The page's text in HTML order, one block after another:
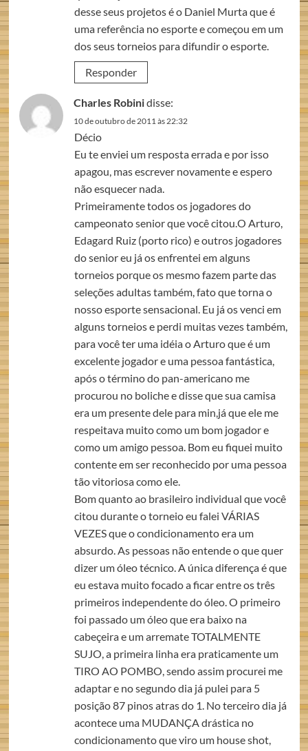
desse seus projetos é o Daniel Murta que é
uma referência no esporte e começou em um
dos seus torneios para difundir o esporte.
Responder
Charles Robinidisse:
10 de outubro de 2011 às 22:32
Décio
Eu te enviei um resposta errada e por isso
apagou, mas escrever novamente e espero
não esquecer nada.
Primeiramente todos os jogadores do
campeonato senior que você citou.O Arturo,
Edagard Ruiz (porto rico) e outros jogadores
do senior eu já os enfrentei em alguns
torneios porque os mesmo fazem parte das
seleções adultas também, fato que torna o
nosso esporte sensacional. Eu já os venci em
alguns torneios e perdi muitas vezes também,
para você ter uma idéia o Arturo que é um
excelente jogador e uma pessoa fantástica,
após o término do pan-americano me
procurou no boliche e disse que sua camisa
era um presente dele para min,já que ele me
respeitava muito como um bom jogador e
como um amigo pessoa. Bom eu fiquei muito
contente em ser reconhecido por uma pessoa
tão vitoriosa como ele.
Bom quanto ao brasileiro individual que você
citou durante o torneio eu falei VÁRIAS
VEZES que o condicionamento era um
absurdo. As pessoas não entende o que quer
dizer um óleo técnico. A única diferença é que
eu estava muito focado a ficar entre os três
primeiros independente do óleo. O primeiro
foi passado um óleo que era baixo na
cabeçeira e um arremate TOTALMENTE
SUJO, a primeira linha era praticamente um
TIRO AO POMBO, sendo assim procurei me
adaptar e no segundo dia já pulei para 5
posição 87 pinos atras do 1. No terceiro dia já
acontece uma MUDANÇA drástica no
condicionamento que viro um house shot,